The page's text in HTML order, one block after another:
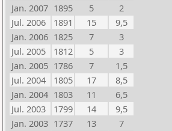
Jan. 2007 1895 5
2
Jul. 2006
1891 15
9,5
Jan. 2006 1825 7
3
Jul. 2005
1812 5
3
Jan. 2005 1786 7
1,5
Jul. 2004
1805 17
8,5
Jan. 2004 1803 11
6,5
Jul. 2003
1799 14
9,5
Jan. 2003 1737 13
7